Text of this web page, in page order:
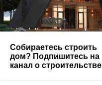
Собираетесь строить
дом? Подпишитесь на
канал о строительстве